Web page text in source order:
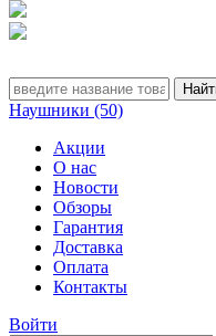
Наушники (50)
Акции
О нас
Новости
Обзоры
Гарантия
Доставка
Оплата
Контакты
Войти